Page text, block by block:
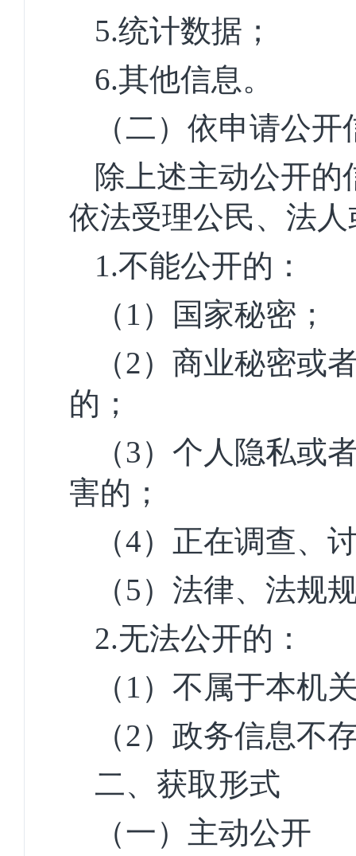
5.统计数据；
6.其他信息。
（二）依申请公开
除上述主动公开
依法受理公民、法
1.不能公开的：
（1）国家秘密；
（2）商业秘密或
的；
（3）个人隐私或
害的；
（4）正在调查、
（5）法律、法规
2.无法公开的：
（1）不属于本机
（2）政务信息不
二、获取形式
（一）主动公开